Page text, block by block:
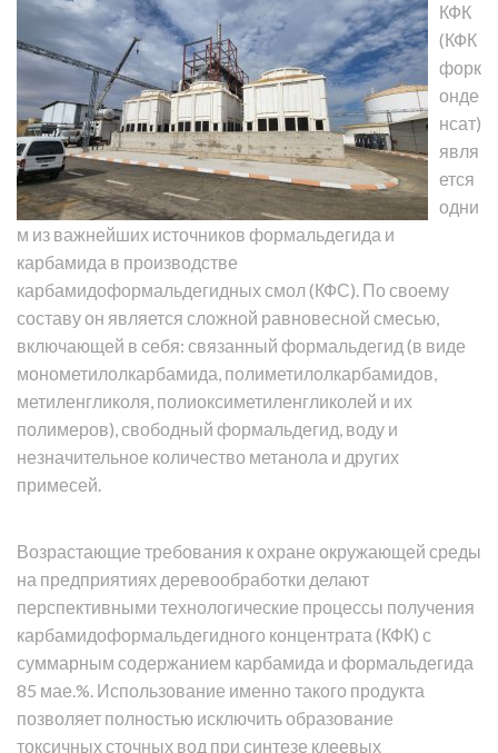
КФК
(КФК
форк
онде
нсат)
явля
ется
одни
м из важнейших источников формальдегида и
карбамида в производстве
карбамидоформальдегидных смол (КФС). По своему
составу он является сложной равновесной смесью,
включающей в себя: связанный формальдегид (в виде
монометилолкарбамида, полиметилолкарбамидов,
метиленгликоля, полиоксиметиленгликолей и их
полимеров), свободный формальдегид, воду и
незначительное количество метанола и других
примесей.
Возрастающие требования к охране окружающей среды
на предприятиях деревообработки делают
перспективными технологические процессы получения
карбамидоформальдегидного концентрата (КФК) с
суммарным содержанием карбамида и формальдегида
85 мае.%. Использование именно такого продукта
позволяет полностью исключить образование
токсичных сточных вод при синтезе клеевых